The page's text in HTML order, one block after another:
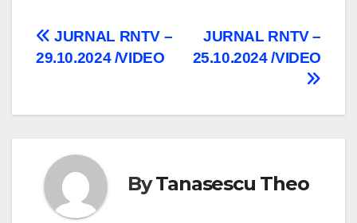
Navigare
articole
JURNAL RNTV –
25.10.2024 /VIDEO
JURNAL RNTV –
29.10.2024 /VIDEO
ByTanasescu Theo